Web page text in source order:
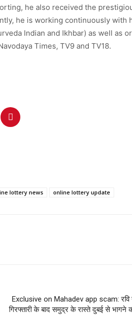
he also received the
he is working continuously with
Indian and Ikhbar) as well as
Times, TV9 and TV18.
lottery news online lottery update
Exclusive on Mahadev app scam: रवि
गिरफ्तारी के बाद समुद्र के रास्ते दुबई से भागने